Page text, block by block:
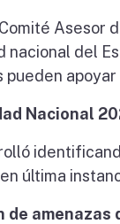
nacional del
pueden
Nacional
última
de